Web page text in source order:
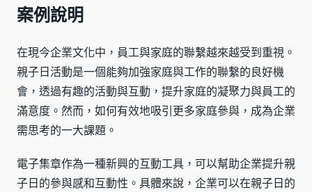
案例說明
在現今企業文化中，員工與家庭的聯繫越來越受到重視。
親子日活動是一個能夠加強家庭與工作的聯繫的良好機
會，透過有趣的活動與互動，提升家庭的凝聚力與員工的
滿意度。然而，如何有效地吸引更多家庭參與，成為企業
需思考的一大課題。
電子集章作為一種新興的互動工具，可以幫助企業提升親
子日的參與感和互動性。具體來說，企業可以在親子日的